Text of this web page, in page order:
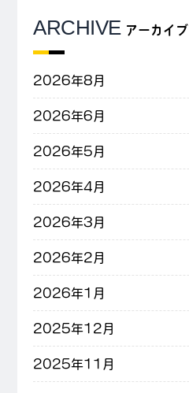
ARCHIVE アーカイブ
2026年8月
2026年6月
2026年5月
2026年4月
2026年3月
2026年2月
2026年1月
2025年12月
2025年11月